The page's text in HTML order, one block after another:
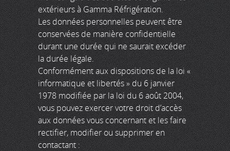
extérieurs à Gamma Réfrigération.
Les données personnelles peuvent être
conservées de manière confidentielle
durant une durée qui ne saurait excéder
la durée légale.
Conformément aux dispositions de la loi «
informatique et libertés » du 6 janvier
1978 modifiée par la loi du 6 août 2004,
vous pouvez exercer votre droit d’accès
aux données vous concernant et les faire
rectifier, modifier ou supprimer en
contactant :